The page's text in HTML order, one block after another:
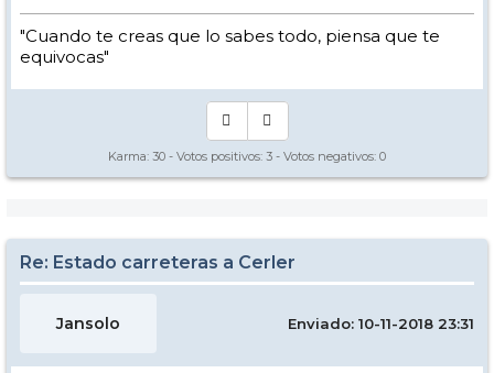
"Cuando te creas que lo sabes todo, piensa que te
equivocas"
Karma: 30 - Votos positivos: 3 - Votos negativos: 0
Re: Estado carreteras a Cerler
Jansolo Enviado: 10-11-2018 23:31